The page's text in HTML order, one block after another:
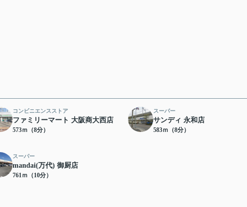
コンビニエンスストア
ファミリーマート 大阪商大西店
573ｍ（8分）
スーパー
サンディ 永和店
583ｍ（8分）
スーパー
mandai(万代) 御厨店
761ｍ（10分）